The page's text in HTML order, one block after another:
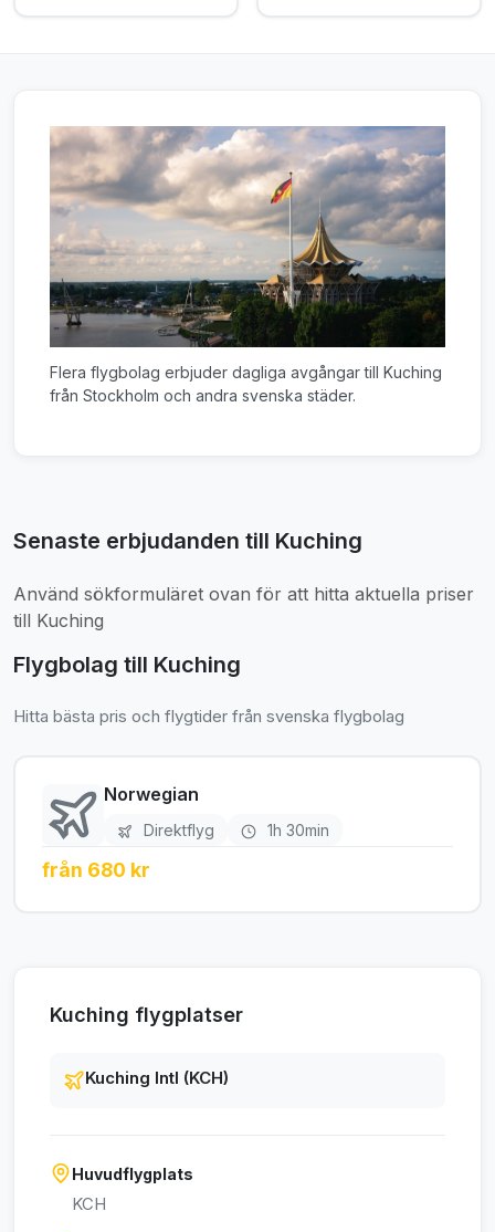
Flera flygbolag erbjuder dagliga avgångar till Kuching
från Stockholm och andra svenska städer.
Senaste erbjudanden till Kuching
Använd sökformuläret ovan för att hitta aktuella priser
till Kuching
Flygbolag till Kuching
Hitta bästa pris och flygtider från svenska flygbolag
Norwegian
Direktflyg 1h 30min
från 680 kr
Kuching flygplatser
Kuching Intl (KCH)
Huvudflygplats
KCH